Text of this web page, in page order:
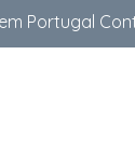
Portugal